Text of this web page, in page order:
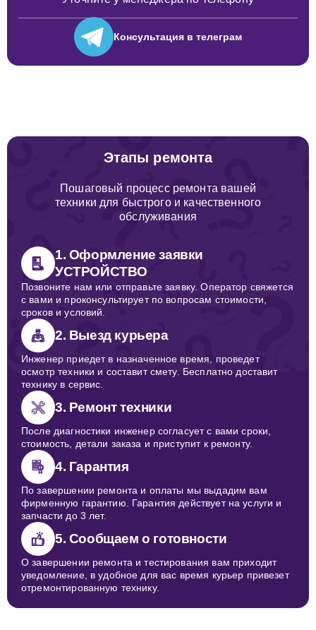
Консультация в телеграм
Этапы ремонта
Пошаговый процесс ремонта вашей
техники для быстрого и качественного
обслуживания
1. Оформление заявки
УСТРОЙСТВО
Позвоните нам или отправьте заявку. Оператор свяжется
с вами и проконсультирует по вопросам стоимости,
сроков и условий.
2. Выезд курьера
Инженер приедет в назначенное время, проведет
осмотр техники и составит смету. Бесплатно доставит
технику в сервис.
3. Ремонт техники
После диагностики инженер согласует с вами сроки,
стоимость, детали заказа и приступит к ремонту.
4. Гарантия
По завершении ремонта и оплаты мы выдадим вам
фирменную гарантию. Гарантия действует на услуги и
запчасти до 3 лет.
5. Сообщаем о готовности
О завершении ремонта и тестирования вам приходит
уведомление, в удобное для вас время курьер привезет
отремонтированную технику.